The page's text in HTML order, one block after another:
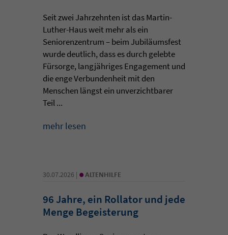
Seit zwei Jahrzehnten ist das Martin-
Luther-Haus weit mehr als ein
Seniorenzentrum – beim Jubiläumsfest
wurde deutlich, dass es durch gelebte
Fürsorge, langjähriges Engagement und
die enge Verbundenheit mit den
Menschen längst ein unverzichtbarer
Teil ...
mehr lesen
30.07.2026 | • ALTENHILFE
96 Jahre, ein Rollator und jede
Menge Begeisterung